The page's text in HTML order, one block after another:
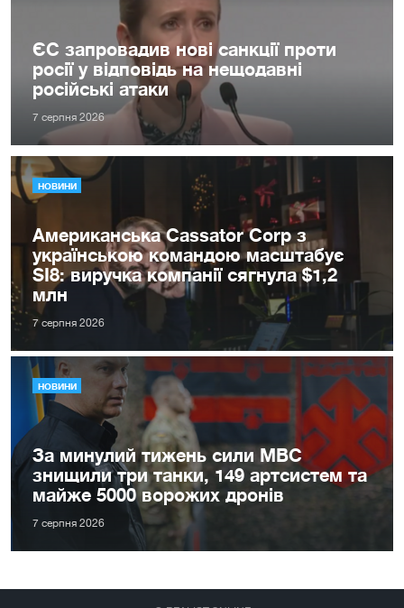
ЄС запровадив нові санкції проти
росії у відповідь на нещодавні
російські атаки
7 серпня 2026
НОВИНИ
Американська Cassator Corp з
українською командою масштабує
SI8: виручка компанії сягнула $1,2
млн
7 серпня 2026
НОВИНИ
За минулий тижень сили МВС
знищили три танки, 149 артсистем та
майже 5000 ворожих дронів
7 серпня 2026